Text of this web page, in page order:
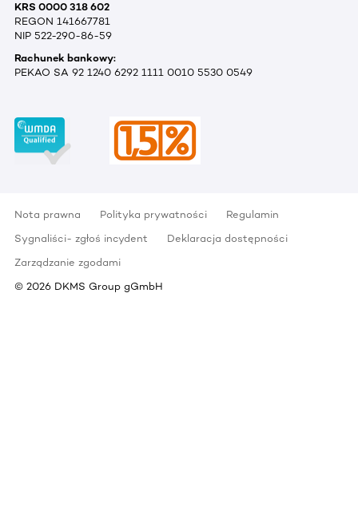
KRS 0000 318 602
REGON 141667781
NIP 522-290-86-59
Rachunek bankowy:
PEKAO SA 92 1240 6292 1111 0010 5530 0549
Nota prawna Polityka prywatności
Regulamin
Sygnaliści- zgłoś incydent
Deklaracja dostępności
Zarządzanie zgodami
© 2026 DKMS Group gGmbH